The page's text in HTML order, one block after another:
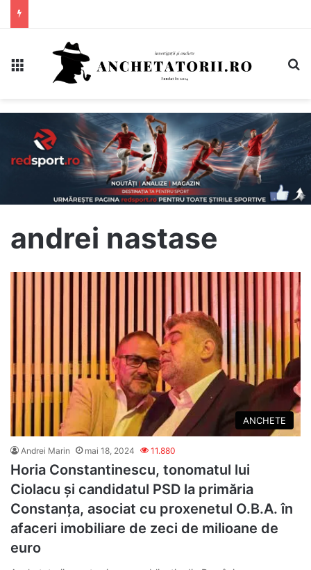
andrei nastase
ANCHETE
Andrei Marin mai 18, 2024 11.880
Horia Constantinescu, tonomatul lui
Ciolacu și candidatul PSD la primăria
Constanța, asociat cu proxenetul O.B.A. în
afaceri imobiliare de zeci de milioane de
euro